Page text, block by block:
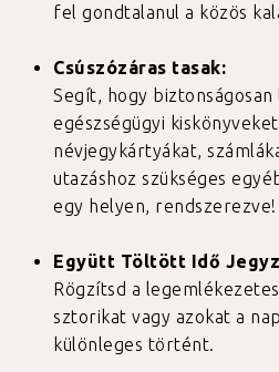
fel gondtalanul a közös
Csúszózáras tasak:
Segít, hogy
egészségügyi
névjegykártyákat,
utazáshoz szükséges
egy helyen, rendszerezve!
Együtt Töltött Idő
Rögzítsd a
sztorikat vagy azokat a
különleges történt.